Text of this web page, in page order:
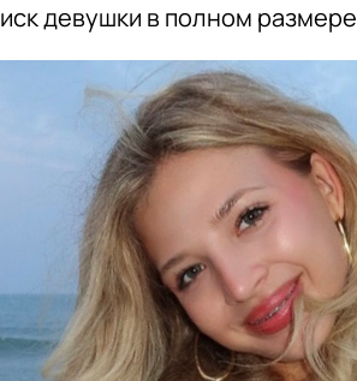
девушки в полном размере